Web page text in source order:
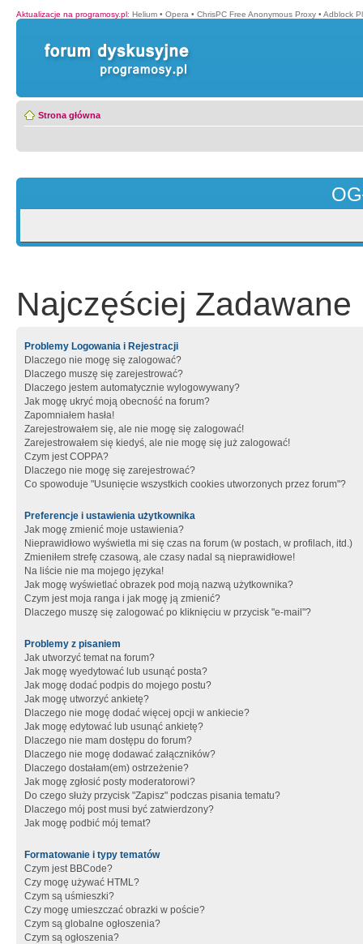
Aktualizacje na programosy.pl: Helium • Opera • ChrisPC Free Anonymous Proxy • Adblock
Strona główna
Najczęściej Zadawane
Problemy Logowania i Rejestracji
Dlaczego nie mogę się zalogować?
Dlaczego muszę się zarejestrować?
Dlaczego jestem automatycznie wylogowywany?
Jak mogę ukryć moją obecność na forum?
Zapomniałem hasła!
Zarejestrowałem się, ale nie mogę się zalogować!
Zarejestrowałem się kiedyś, ale nie mogę się już zalogować!
Czym jest COPPA?
Dlaczego nie mogę się zarejestrować?
Co spowoduje "Usunięcie wszystkich cookies utworzonych przez forum"?
Preferencje i ustawienia użytkownika
Jak mogę zmienić moje ustawienia?
Nieprawidłowo wyświetla mi się czas na forum (w postach, w profilach, itd.)
Zmieniłem strefę czasową, ale czasy nadal są nieprawidłowe!
Na liście nie ma mojego języka!
Jak mogę wyświetlać obrazek pod moją nazwą użytkownika?
Czym jest moja ranga i jak mogę ją zmienić?
Dlaczego muszę się zalogować po kliknięciu w przycisk "e-mail"?
Problemy z pisaniem
Jak utworzyć temat na forum?
Jak mogę wyedytować lub usunąć posta?
Jak mogę dodać podpis do mojego postu?
Jak mogę utworzyć ankietę?
Dlaczego nie mogę dodać więcej opcji w ankiecie?
Jak mogę edytować lub usunąć ankietę?
Dlaczego nie mam dostępu do forum?
Dlaczego nie mogę dodawać załączników?
Dlaczego dostałam(em) ostrzeżenie?
Jak mogę zgłosić posty moderatorowi?
Do czego służy przycisk "Zapisz" podczas pisania tematu?
Dlaczego mój post musi być zatwierdzony?
Jak mogę podbić mój temat?
Formatowanie i typy tematów
Czym jest BBCode?
Czy mogę używać HTML?
Czym są uśmieszki?
Czy mogę umieszczać obrazki w poście?
Czym są globalne ogłoszenia?
Czym są ogłoszenia?